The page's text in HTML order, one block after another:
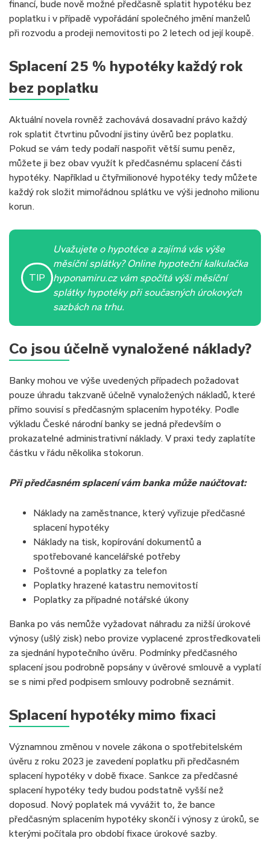
financí, bude nově možné předčasně splatit hypotéku bez
poplatku i v případě vypořádání společného jmění manželů
při rozvodu a prodeji nemovitosti po 2 letech od její koupě.
Splacení 25 % hypotéky každý rok
bez poplatku
Aktuální novela rovněž zachovává dosavadní právo každý
rok splatit čtvrtinu původní jistiny úvěrů bez poplatku.
Pokud se vám tedy podaří naspořit větší sumu peněz,
můžete ji bez obav využít k předčasnému splacení části
hypotéky. Například u čtyřmilionové hypotéky tedy můžete
každý rok složit mimořádnou splátku ve výši jednoho milionu
korun.
TIP
Uvažujete o hypotéce a zajímá vás výše
měsíční splátky? Online hypoteční kalkulačka
hyponamiru.cz vám spočítá výši měsíční
splátky hypotéky při současných úrokových
sazbách na trhu.
Co jsou účelně vynaložené náklady?
Banky mohou ve výše uvedených případech požadovat
pouze úhradu takzvaně účelně vynaložených nákladů, které
přímo souvisí s předčasným splacením hypotéky. Podle
výkladu České národní banky se jedná především o
prokazatelné administrativní náklady. V praxi tedy zaplatíte
částku v řádu několika stokorun.
Při předčasném splacení vám banka může naúčtovat:
Náklady na zaměstnance, který vyřizuje předčasné
splacení hypotéky
Náklady na tisk, kopírování dokumentů a
spotřebované kancelářské potřeby
Poštovné a poplatky za telefon
Poplatky hrazené katastru nemovitostí
Poplatky za případné notářské úkony
Banka po vás nemůže vyžadovat náhradu za nižší úrokové
výnosy (ušlý zisk) nebo provize vyplacené zprostředkovateli
za sjednání hypotečního úvěru. Podmínky předčasného
splacení jsou podrobně popsány v úvěrové smlouvě a vyplatí
se s nimi před podpisem smlouvy podrobně seznámit.
Splacení hypotéky mimo fixaci
Významnou změnou v novele zákona o spotřebitelském
úvěru z roku 2023 je zavedení poplatku při předčasném
splacení hypotéky v době fixace. Sankce za předčasné
splacení hypotéky tedy budou podstatně vyšší než
doposud. Nový poplatek má vyvážit to, že bance
předčasným splacením hypotéky skončí i výnosy z úroků, se
kterými počítala pro období fixace úrokové sazby.